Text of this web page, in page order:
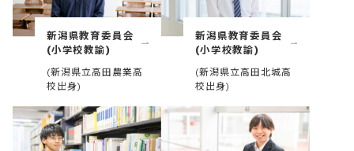
新潟県教育委員会
(小学校教諭)
(新潟県立高田農業高
校出身)
新潟県教育委員会
(小学校教諭)
(新潟県立高田北城高
校出身)